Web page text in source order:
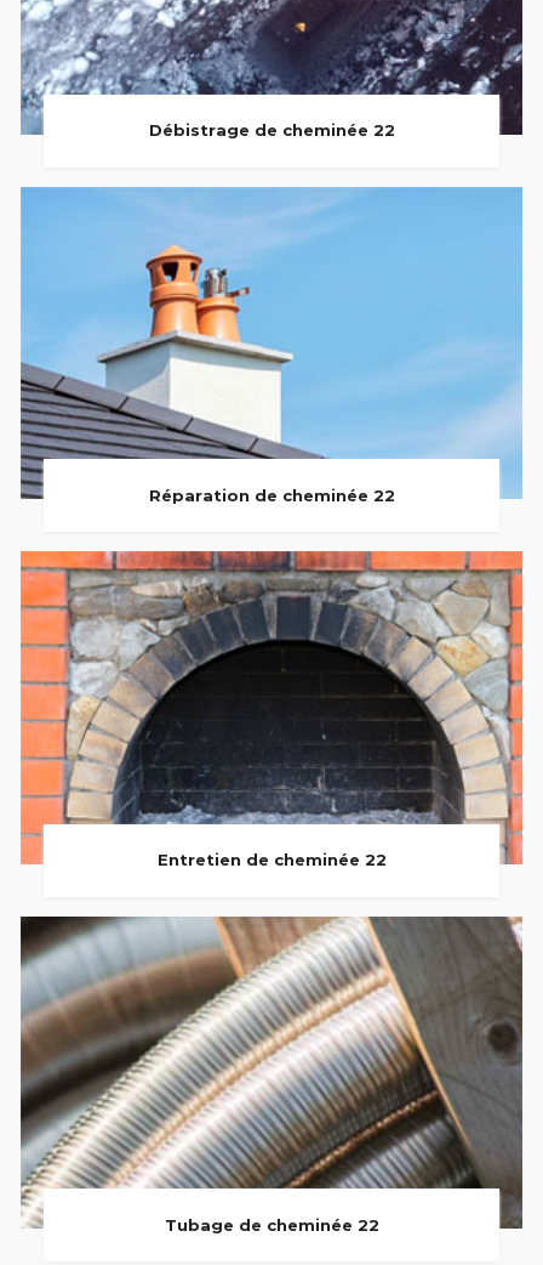
Débistrage de cheminée 22
Réparation de cheminée 22
Entretien de cheminée 22
Tubage de cheminée 22